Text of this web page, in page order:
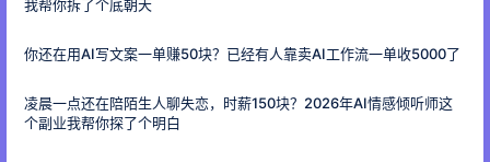
我帮你拆了个底朝天
你还在用AI写文案一单赚50块？已经有人靠卖AI工作流一单收5000了
凌晨一点还在陪陌生人聊失恋，时薪150块？2026年AI情感倾听师这
个副业我帮你探了个明白